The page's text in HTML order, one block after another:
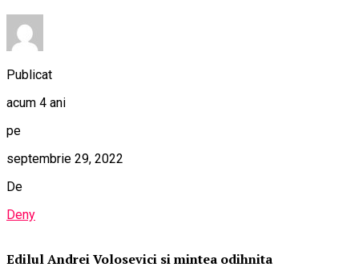
Publicat
acum 4 ani
pe
septembrie 29, 2022
De
Deny
Edilul Andrei Volosevici si mintea odihnita